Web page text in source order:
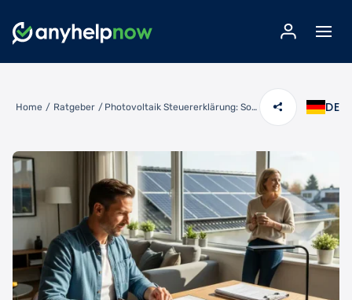
Home / Ratgeber / Photovoltaik Steuererklärung: So einfach klappt's mit der PV-Anlage DE